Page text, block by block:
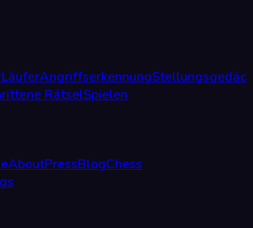
LäuferAngriffserkennung
RätselSpielen
AboutPressBlogChess